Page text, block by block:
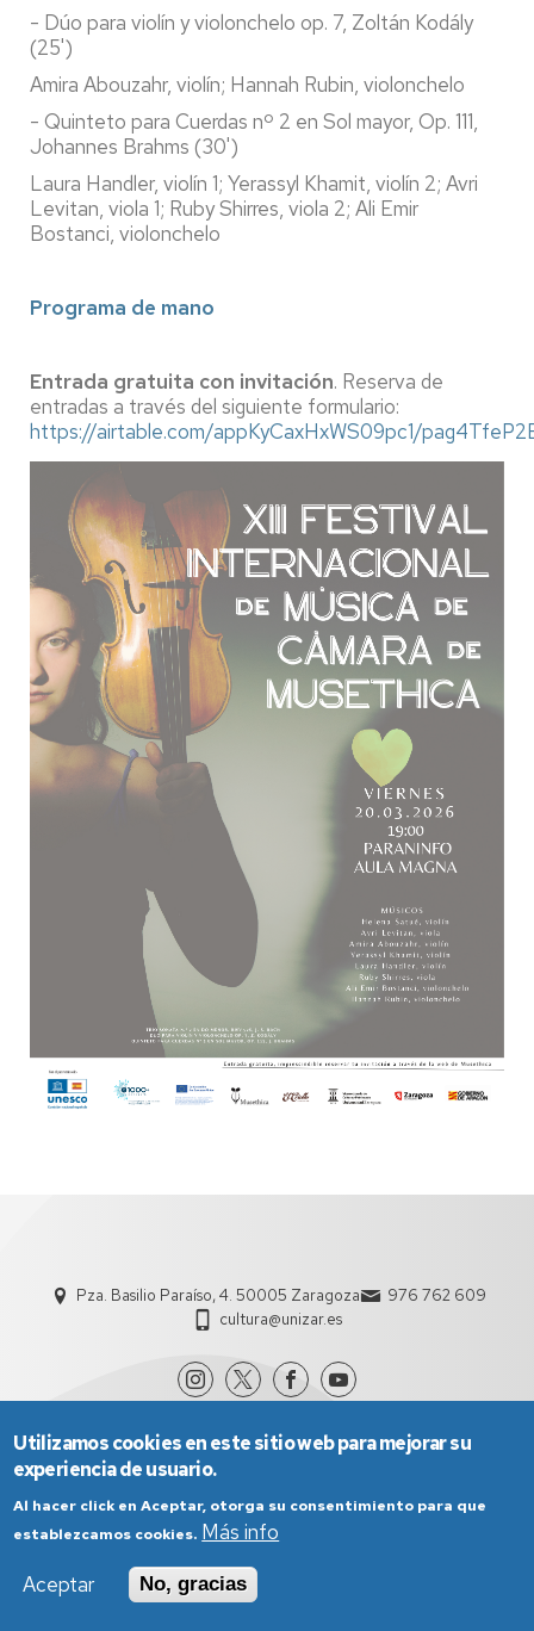
- Dúo para violín y violonchelo op. 7, Zoltán Kodály
(25')
Amira Abouzahr, violín; Hannah Rubin, violonchelo
- Quinteto para Cuerdas nº 2 en Sol mayor, Op. 111,
Johannes Brahms (30')
Laura Handler, violín 1; Yerassyl Khamit, violín 2; Avri
Levitan, viola 1; Ruby Shirres, viola 2; Ali Emir
Bostanci, violonchelo
Programa de mano
Entrada gratuita con invitación. Reserva de
entradas a través del siguiente formulario:
https://airtable.com/appKyCaxHxWS09pc1/
Pza. Basilio Paraíso, 4. 50005 Zaragoza
976 762 609
cultura@unizar.es
Política de Privacidad
Utilizamos cookies en este sitio web para mejorar su
experiencia de usuario.
Al hacer click en Aceptar, otorga su consentimiento para que
establezcamos cookies. Más info
Aceptar
No, gracias